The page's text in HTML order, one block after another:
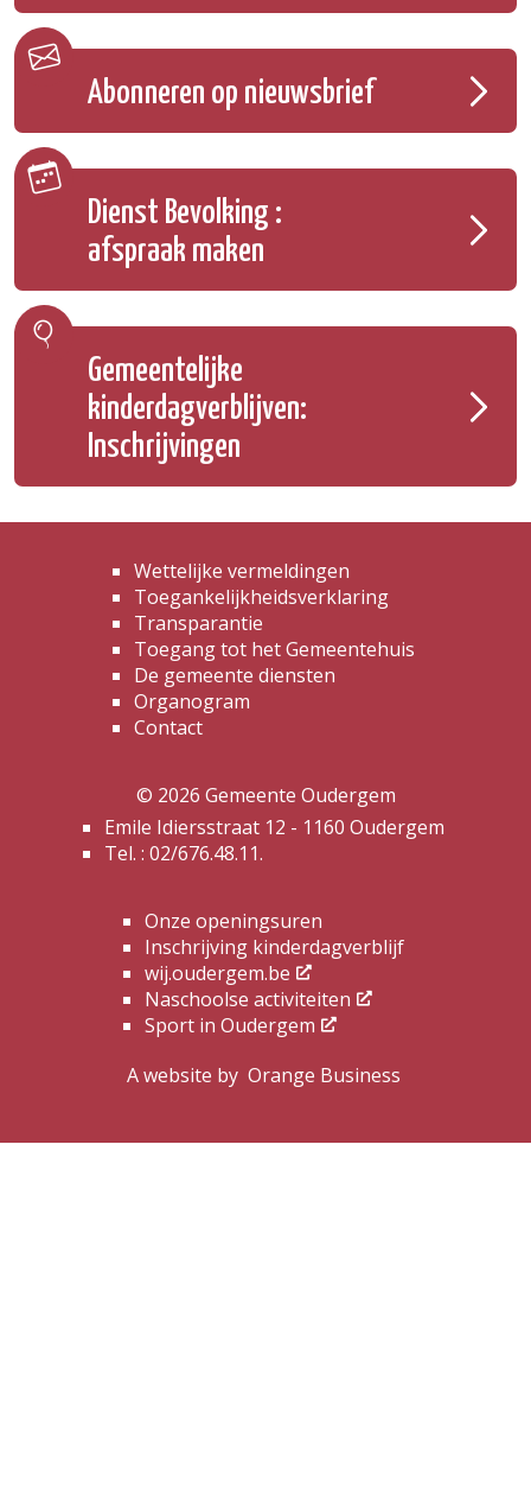
Abonneren op nieuwsbrief
Dienst Bevolking :
afspraak maken
Gemeentelijke
kinderdagverblijven:
Inschrijvingen
Wettelijke vermeldingen
Toegankelijkheidsverklaring
Transparantie
Toegang tot het Gemeentehuis
De gemeente diensten
Organogram
Contact
© 2026 Gemeente Oudergem
Emile Idiersstraat 12 - 1160 Oudergem
Tel. : 02/676.48.11.
Onze openingsuren
Inschrijving kinderdagverblijf
wij.oudergem.be
Naschoolse activiteiten
Sport in Oudergem
A website by Orange Business